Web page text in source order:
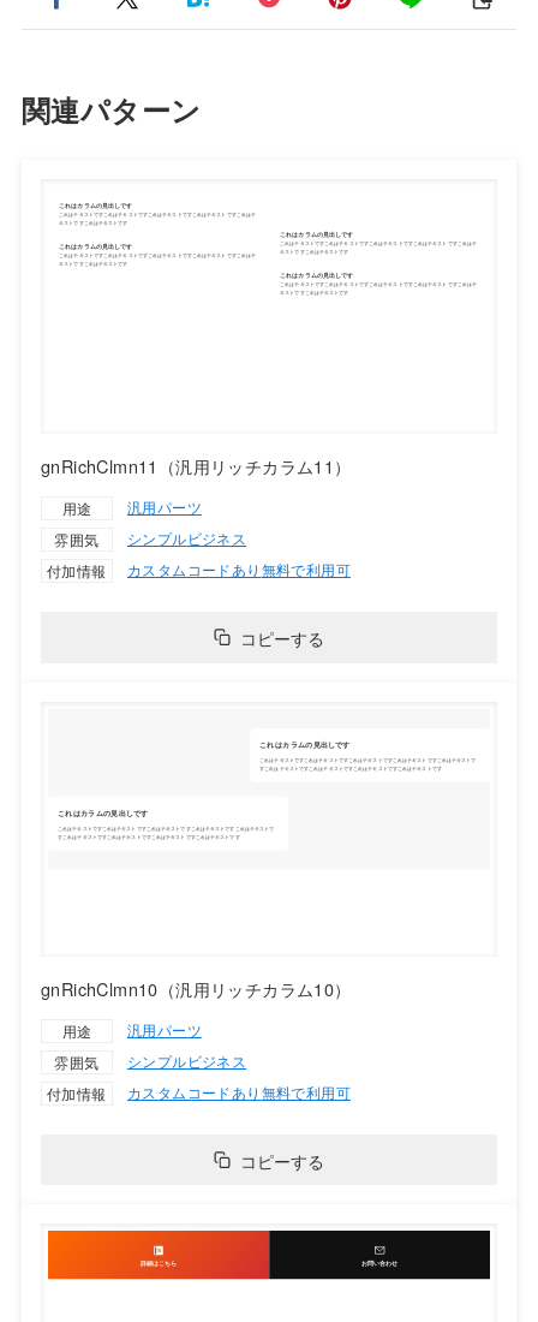
関連パターン
gnRichClmn11（汎用リッチカラム11）
用途
汎用パーツ
雰囲気
シンプルビジネス
付加情報
カスタムコードあり 無料で利用可
コピーする
gnRichClmn10（汎用リッチカラム10）
用途
汎用パーツ
雰囲気
シンプルビジネス
付加情報
カスタムコードあり 無料で利用可
コピーする